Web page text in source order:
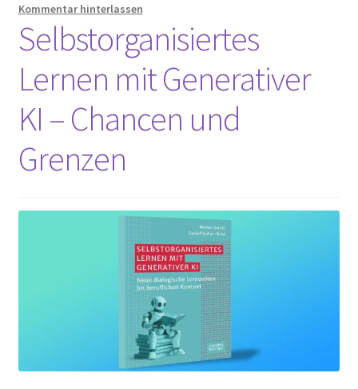
Kommentar hinterlassen
Selbstorganisiertes
Lernen mit Generativer
KI – Chancen und
Grenzen